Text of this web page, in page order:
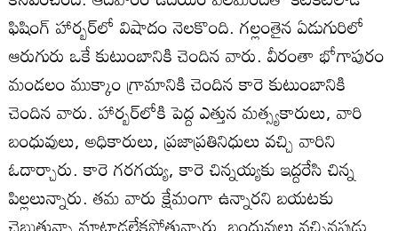
ఫిషింగ్‌ హార్బర్‌లో విషాదం నెలకొంది. గల్లంతైన ఏడుగురిలో
ఆరుగురు ఒకే కుటుంబానికి చెందిన వారు. వీరంతా భోగాపురం
మండలం ముక్కాం గ్రామానికి చెందిన కారె కుటుంబానికి
చెందిన వారు. హార్బర్‌లోకి పెద్ద ఎత్తున మత్స్యకారులు, వారి
బంధువులు, అధికారులు, ప్రజాప్రతినిధులు వచ్చి వారిని
ఓదార్చారు. కారె గరగయ్య, కారె చిన్నయ్యకు ఇద్దరేసి చిన్న
పిల్లలున్నారు. తమ వారు క్షేమంగా ఉన్నారని బయటకు